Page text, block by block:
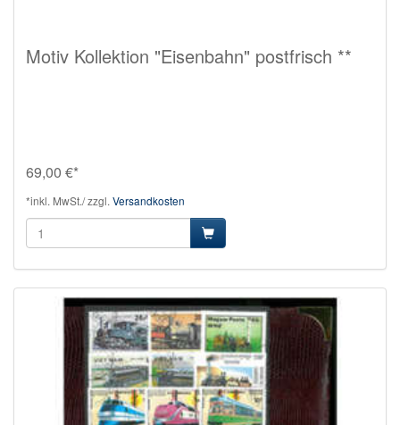
Motiv Kollektion "Eisenbahn" postfrisch **
69,00 €*
*inkl. MwSt./ zzgl. Versandkosten